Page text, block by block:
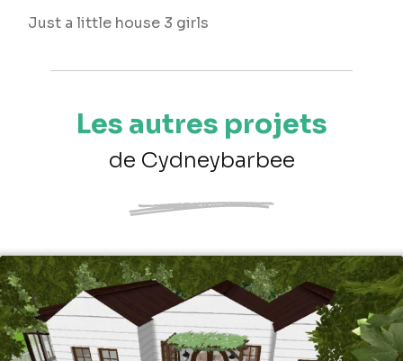
Just a little house 3 girls
Les autres projets
de Cydneybarbee